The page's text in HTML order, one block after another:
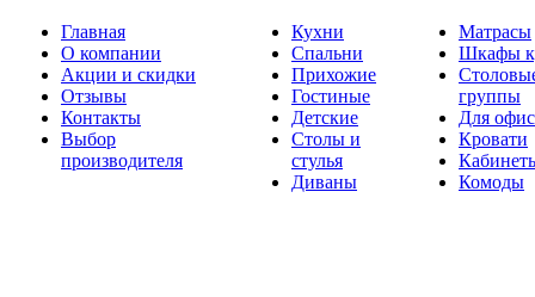
Главная
О компании
Акции и скидки
Отзывы
Контакты
Выбор
производителя
Кухни
Спальни
Прихожие
Гостиные
Детские
Столы и
стулья
Диваны
Матрасы
Шкафы
группы
Для
Кровати
Комоды